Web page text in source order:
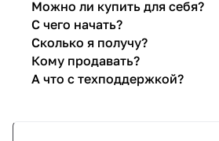
Можно ли купить для себя?
С чего начать?
Сколько я получу?
Кому продавать?
А что с техподдержкой?